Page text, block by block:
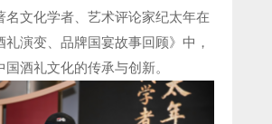
名文化学者、艺术评论家纪太年在
礼演变、品牌国宴故事回顾》中，
酒礼文化的传承与创新。